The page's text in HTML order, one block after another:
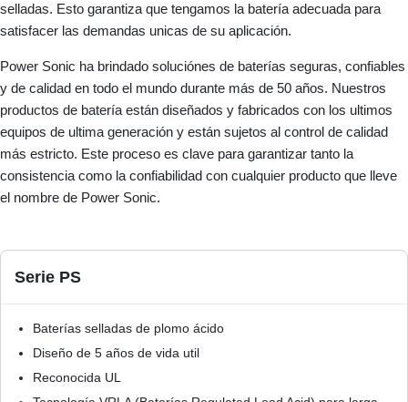
selladas. Esto garantiza que tengamos la batería adecuada para
satisfacer las demandas unicas de su aplicación.
Power Sonic ha brindado soluciónes de baterías seguras, confiables
y de calidad en todo el mundo durante más de 50 años. Nuestros
productos de batería están diseñados y fabricados con los ultimos
equipos de ultima generación y están sujetos al control de calidad
más estricto. Este proceso es clave para garantizar tanto la
consistencia como la confiabilidad con cualquier producto que lleve
el nombre de Power Sonic.
Serie PS
Baterías selladas de plomo ácido
Diseño de 5 años de vida util
Reconocida UL